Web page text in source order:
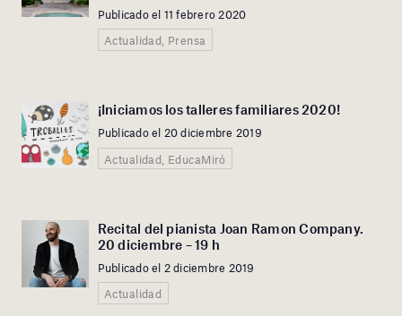
Publicado el 11 febrero 2020
Actualidad, Prensa
¡Iniciamos los talleres familiares 2020!
Publicado el 20 diciembre 2019
Actualidad, EducaMiró
Recital del pianista Joan Ramon Company.
20 diciembre – 19 h
Publicado el 2 diciembre 2019
Actualidad